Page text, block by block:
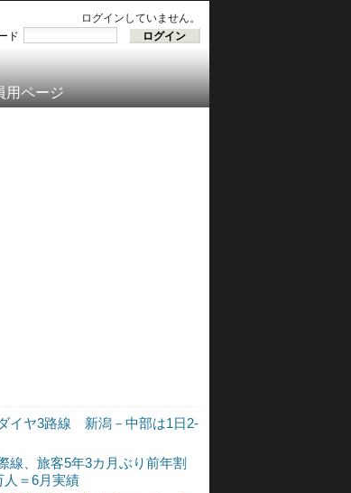
ログインしていません。
ド
用ページ
イヤ3路線 新潟－中部は1日2-
線、旅客5年3カ月ぶり前年割
＝6月実績